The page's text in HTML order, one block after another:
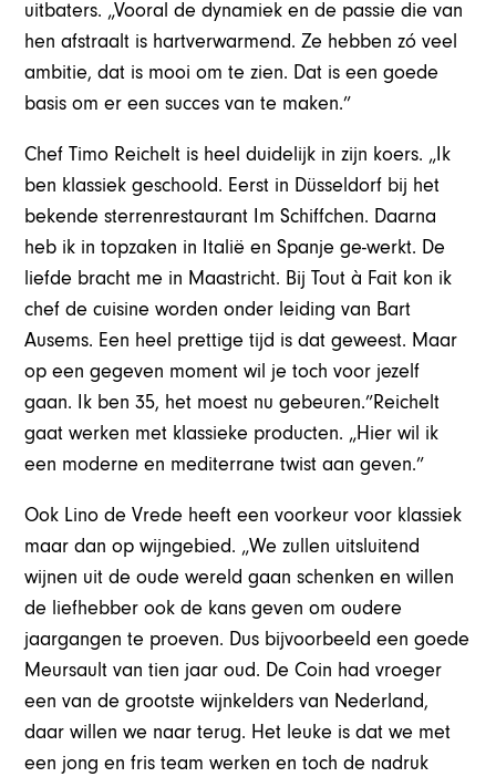
uitbaters. „Vooral de dynamiek en de passie die van
hen afstraalt is hartverwarmend. Ze hebben zó veel
ambitie, dat is mooi om te zien. Dat is een goede
basis om er een succes van te maken.”
Chef Timo Reichelt is heel duidelijk in zijn koers. „Ik
ben klassiek geschoold. Eerst in Düsseldorf bij het
bekende sterrenrestaurant Im Schiffchen. Daarna
heb ik in topzaken in Italië en Spanje ge-werkt. De
liefde bracht me in Maastricht. Bij Tout à Fait kon ik
chef de cuisine worden onder leiding van Bart
Ausems. Een heel prettige tijd is dat geweest. Maar
op een gegeven moment wil je toch voor jezelf
gaan. Ik ben 35, het moest nu gebeuren.”Reichelt
gaat werken met klassieke producten. „Hier wil ik
een moderne en mediterrane twist aan geven.”
Ook Lino de Vrede heeft een voorkeur voor klassiek
maar dan op wijngebied. „We zullen uitsluitend
wijnen uit de oude wereld gaan schenken en willen
de liefhebber ook de kans geven om oudere
jaargangen te proeven. Dus bijvoorbeeld een goede
Meursault van tien jaar oud. De Coin had vroeger
een van de grootste wijnkelders van Nederland,
daar willen we naar terug. Het leuke is dat we met
een jong en fris team werken en toch de nadruk